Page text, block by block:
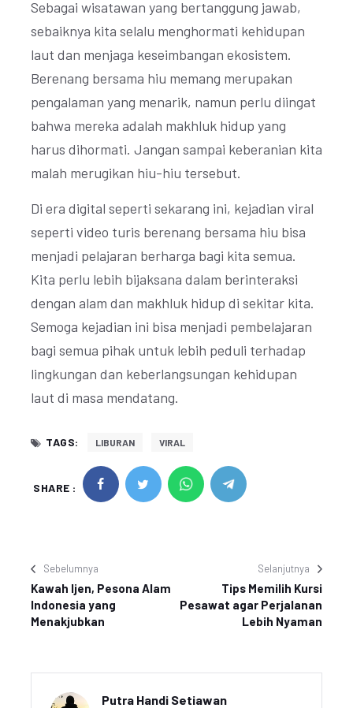
Sebagai wisatawan yang bertanggung jawab,
sebaiknya kita selalu menghormati kehidupan
laut dan menjaga keseimbangan ekosistem.
Berenang bersama hiu memang merupakan
pengalaman yang menarik, namun perlu diingat
bahwa mereka adalah makhluk hidup yang
harus dihormati. Jangan sampai keberanian kita
malah merugikan hiu-hiu tersebut.
Di era digital seperti sekarang ini, kejadian viral
seperti video turis berenang bersama hiu bisa
menjadi pelajaran berharga bagi kita semua.
Kita perlu lebih bijaksana dalam berinteraksi
dengan alam dan makhluk hidup di sekitar kita.
Semoga kejadian ini bisa menjadi pembelajaran
bagi semua pihak untuk lebih peduli terhadap
lingkungan dan keberlangsungan kehidupan
laut di masa mendatang.
TAGS: LIBURAN VIRAL
SHARE :
Sebelumnya
Kawah Ijen, Pesona Alam
Indonesia yang
Menakjubkan
Selanjutnya
Tips Memilih Kursi
Pesawat agar Perjalanan
Lebih Nyaman
Putra Handi Setiawan